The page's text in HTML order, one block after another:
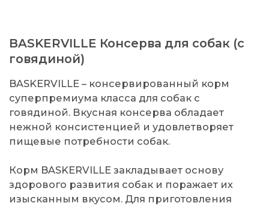
BASKERVILLE Консерва для собак (с
говядиной)
BASKERVILLE – консервированный корм
суперпремиума класса для собак с
говядиной. Вкусная консерва обладает
нежной консистенцией и удовлетворяет
пищевые потребности собак.
Корм BASKERVILLE закладывает основу
здорового развития собак и поражает их
изысканным вкусом. Для приготовления